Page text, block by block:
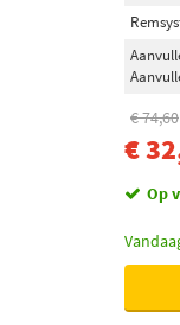
€ 74,60
€
Op